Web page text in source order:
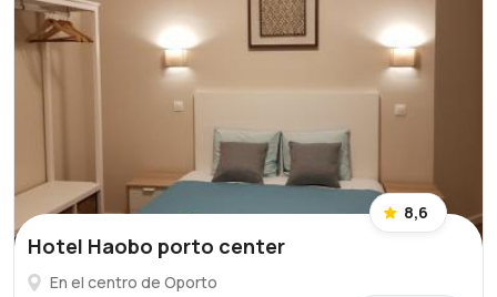
8,6
Hotel Haobo porto center
En el centro de Oporto